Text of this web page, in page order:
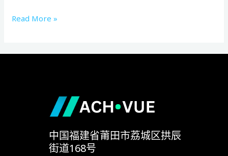
量
Read More »
中国福建省莆田市荔城区拱辰
街道168号